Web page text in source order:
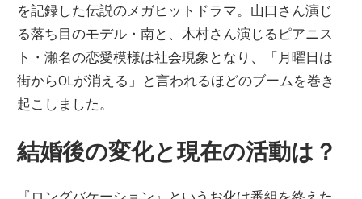
を記録した伝説のメガヒットドラマ。山口さん演じ
る落ち目のモデル・南と、木村さん演じるピアニス
ト・瀬名の恋愛模様は社会現象となり、「月曜日は
街からOLが消える」と言われるほどのブームを巻き
起こしました。
結婚後の変化と現在の活動は？